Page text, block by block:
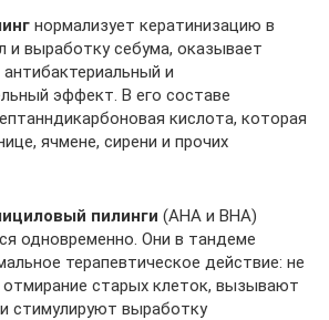
нормализует кератинизацию в
и выработку себума, оказывает
и
эффект. В его составе
кислота, которая
ячмене, сирени и прочих
пилинги (AHA и BHA)
одновременно. Они в тандеме
терапевтическое действие: не
старых клеток, вызывают
стимулируют выработку